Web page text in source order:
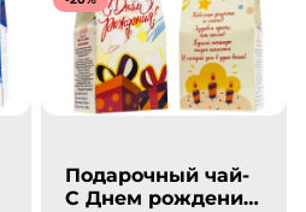
Подарочный чай-
С Днем рождения-